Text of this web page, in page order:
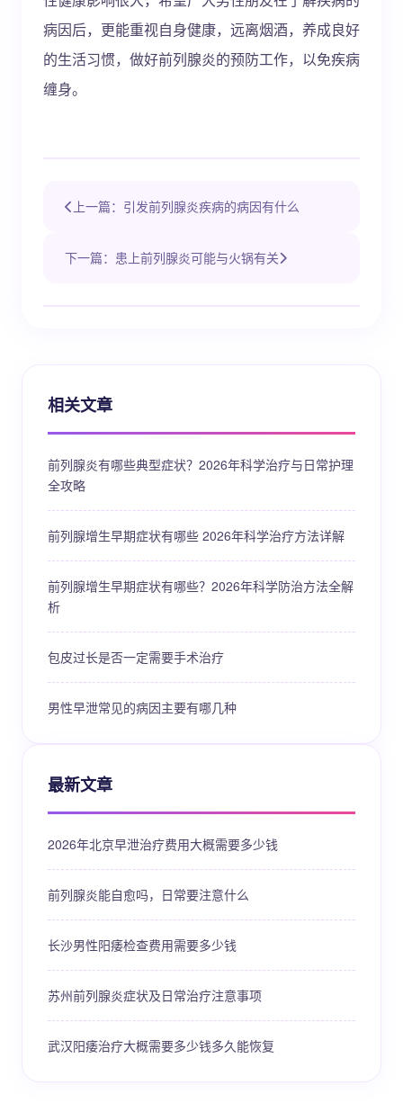
病因后，更能重视自身健康，远离烟酒，养成良好
的生活习惯，做好前列腺炎的预防工作，以免疾病
缠身。
上一篇：引发前列腺炎疾病的病因有什么
下一篇：患上前列腺炎可能与火锅有关
相关文章
前列腺炎有哪些典型症状？2026年科学治疗与日常护理
全攻略
前列腺增生早期症状有哪些 2026年科学治疗方法详解
前列腺增生早期症状有哪些？2026年科学防治方法全解
析
包皮过长是否一定需要手术治疗
男性早泄常见的病因主要有哪几种
最新文章
2026年北京早泄治疗费用大概需要多少钱
前列腺炎能自愈吗，日常要注意什么
长沙男性阳痿检查费用需要多少钱
苏州前列腺炎症状及日常治疗注意事项
武汉阳痿治疗大概需要多少钱多久能恢复